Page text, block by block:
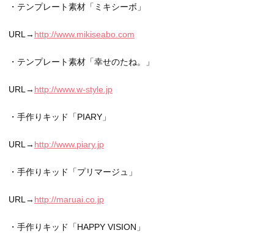
・テンプレート素材「ミキシーボ」
URL→ http://www.mikiseabo.com
・テンプレート素材「幸せのたね。」
URL→ http://www.w-style.jp
・手作りキッド「PIARY」
URL→ http://www.piary.jp
・手作りキッド「プリマージュ」
URL→ http://maruai.co.jp
・手作りキッド「HAPPY VISION」